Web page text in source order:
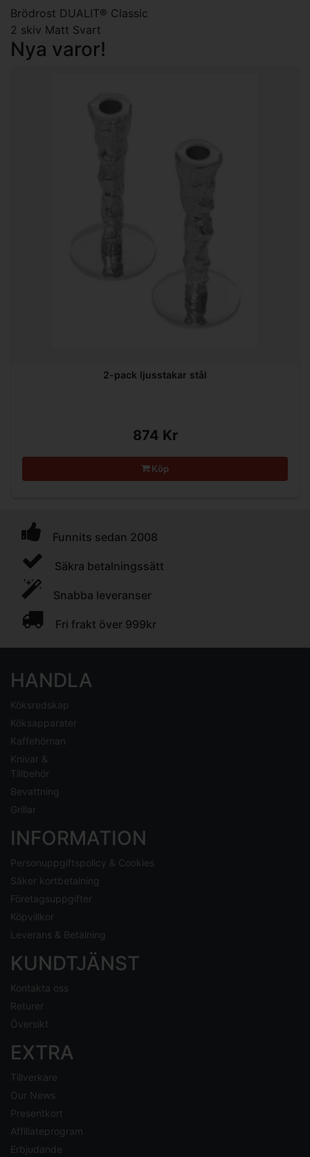
Brödrost DUALIT® Classic
2 skiv Matt Svart
Nya varor!
2-pack ljusstakar stål
874 Kr
Köp
Funnits sedan 2008
Säkra betalningssätt
Snabba leveranser
Fri frakt över 999kr
HANDLA
Köksredskap
Köksapparater
Kaffehörnan
Knivar &
Tillbehör
Bevattning
Grillar
INFORMATION
Personuppgiftspolicy & Cookies
Säker kortbetalning
Företagsuppgifter
Köpvillkor
Leverans & Betalning
KUNDTJÄNST
Kontakta oss
Returer
Översikt
EXTRA
Tillverkare
Our News
Presentkort
Affiliateprogram
Erbjudande